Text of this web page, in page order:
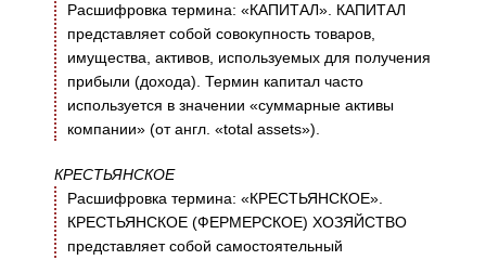
Расшифровка термина: «КАПИТАЛ». КАПИТАЛ
представляет собой совокупность товаров,
имущества, активов, используемых для получения
прибыли (дохода). Термин капитал часто
используется в значении «суммарные активы
компании» (от англ. «total assets»).
КРЕСТЬЯНСКОЕ
Расшифровка термина: «КРЕСТЬЯНСКОЕ».
КРЕСТЬЯНСКОЕ (ФЕРМЕРСКОЕ) ХОЗЯЙСТВО
представляет собой самостоятельный